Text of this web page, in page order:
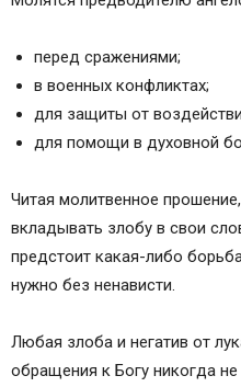
перед сражениями;
в военных конфликтах;
для защиты от
для помощи в духовной
Читая молитвенное
вкладывать злобу в свои
предстоит какая-либо
нужно без ненависти.
Любая злоба и негатив от
обращения к Богу никогда